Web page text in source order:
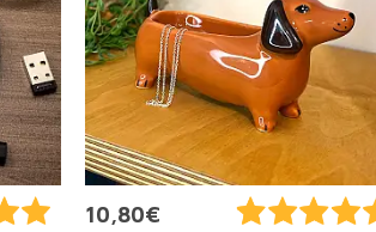
10,80€